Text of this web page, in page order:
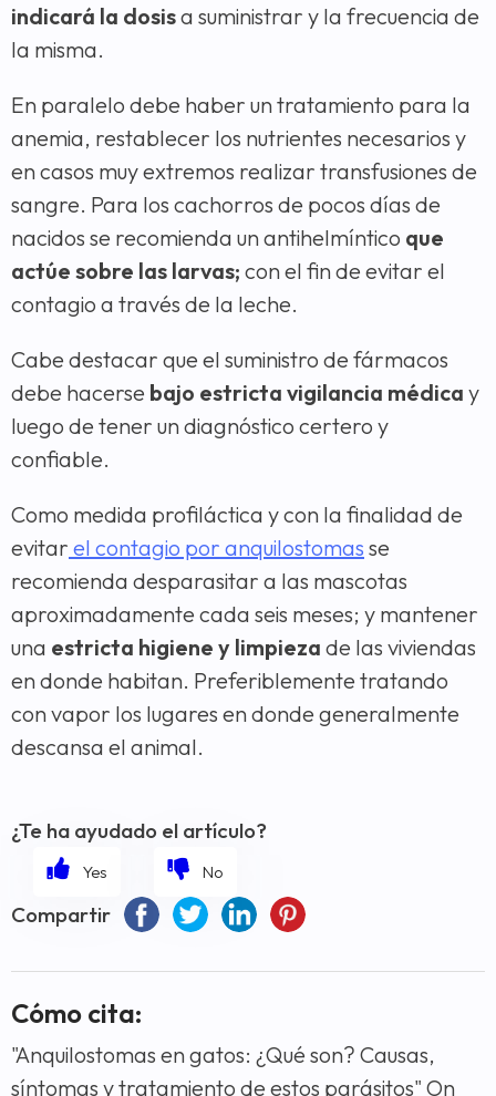
indicará la dosisa suministrar y la frecuencia de
la misma.
En paralelo debe haber un tratamiento para la
anemia, restablecer los nutrientes necesarios y
en casos muy extremos realizar transfusiones de
sangre. Para los cachorros de pocos días de
nacidos se recomienda un antihelmíntico que
actúe sobre las larvas; con el fin de evitar el
contagio a través de la leche.
Cabe destacar que el suministro de fármacos
debe hacerse bajo estricta vigilancia médica y
luego de tener un diagnóstico certero y
confiable.
Como medida profiláctica y con la finalidad de
evitar el contagio por anquilostomas se
recomienda desparasitar a las mascotas
aproximadamente cada seis meses; y mantener
una estricta higiene y limpieza de las viviendas
en donde habitan. Preferiblemente tratando
con vapor los lugares en donde generalmente
descansa el animal.
¿Te ha ayudado el artículo?
Compartir
Cómo cita:
"Anquilostomas en gatos: ¿Qué son? Causas,
síntomas y tratamiento de estos parásitos" On